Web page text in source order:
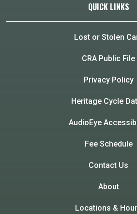
QUICK LINKS
Lost or Stolen
CRA Public File
Privacy Policy
Heritage Cycle
AudioEye
Fee Schedule
Contact Us
About
Locations &